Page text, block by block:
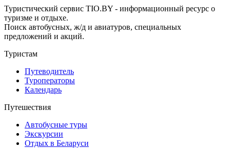
Туристический сервис TIO.BY - информационный ресурс о
туризме и отдыхе.
Поиск автобусных, ж/д и авиатуров, специальных
предложений и акций.
Туристам
Путеводитель
Туроператоры
Календарь
Путешествия
Автобусные туры
Экскурсии
Отдых в Беларуси